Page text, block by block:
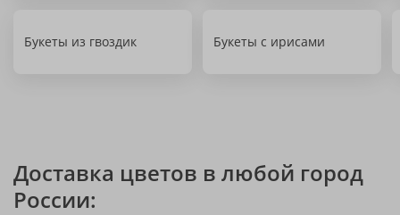
Букеты из гвоздик Букеты с ирисами
Доставка цветов в любой город
России: